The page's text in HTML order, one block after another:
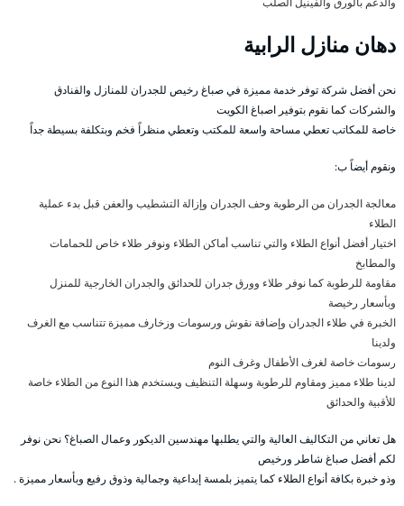
دهان منازل الرابية
نحن أفضل شركة توفر خدمة مميزة في صباغ رخيص للجدران للمنازل والفنادق
والشركات كما نقوم بتوفير اصباغ الكويت
خاصة للمكاتب تعطي مساحة واسعة للمكتب وتعطي منظراً فخم وبتكلفة بسيطة جداً
ونقوم أيضاً ب:
معالجة الجدران من الرطوبة وحف الجدران وإزالة التشطيب والعفن قبل بدء عملية
الطلاء
اختيار أفضل أنواع الطلاء والتي تناسب أماكن الطلاء ونوفر طلاء خاص للحمامات
والمطابخ
مقاومة للرطوبة كما نوفر طلاء وورق جدران للحدائق والجدران الخارجية للمنزل
وبأسعار رخيصة
الخبرة في طلاء الجدران وإضافة نقوش ورسومات وزخارف مميزة تتناسب مع الغرف
ولدينا
رسومات خاصة لغرف الأطفال وغرف النوم
لدينا طلاء مميز ومقاوم للرطوبة وسهلة التنظيف ويستخدم هذا النوع من الطلاء خاصة
للأقبية والحدائق
هل تعاني من التكاليف العالية والتي يطلبها مهندسين الديكور وعمال الصباغ؟ نحن نوفر
لكم أفضل صباغ شاطر ورخيص
وذو خبرة بكافة أنواع الطلاء كما يتميز بلمسة إبداعية وجمالية وذوق رفيع وبأسعار مميزة .